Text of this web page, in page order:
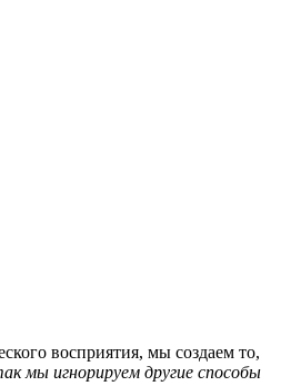
восприятия, мы создаем то,
мы игнорируем другие способы